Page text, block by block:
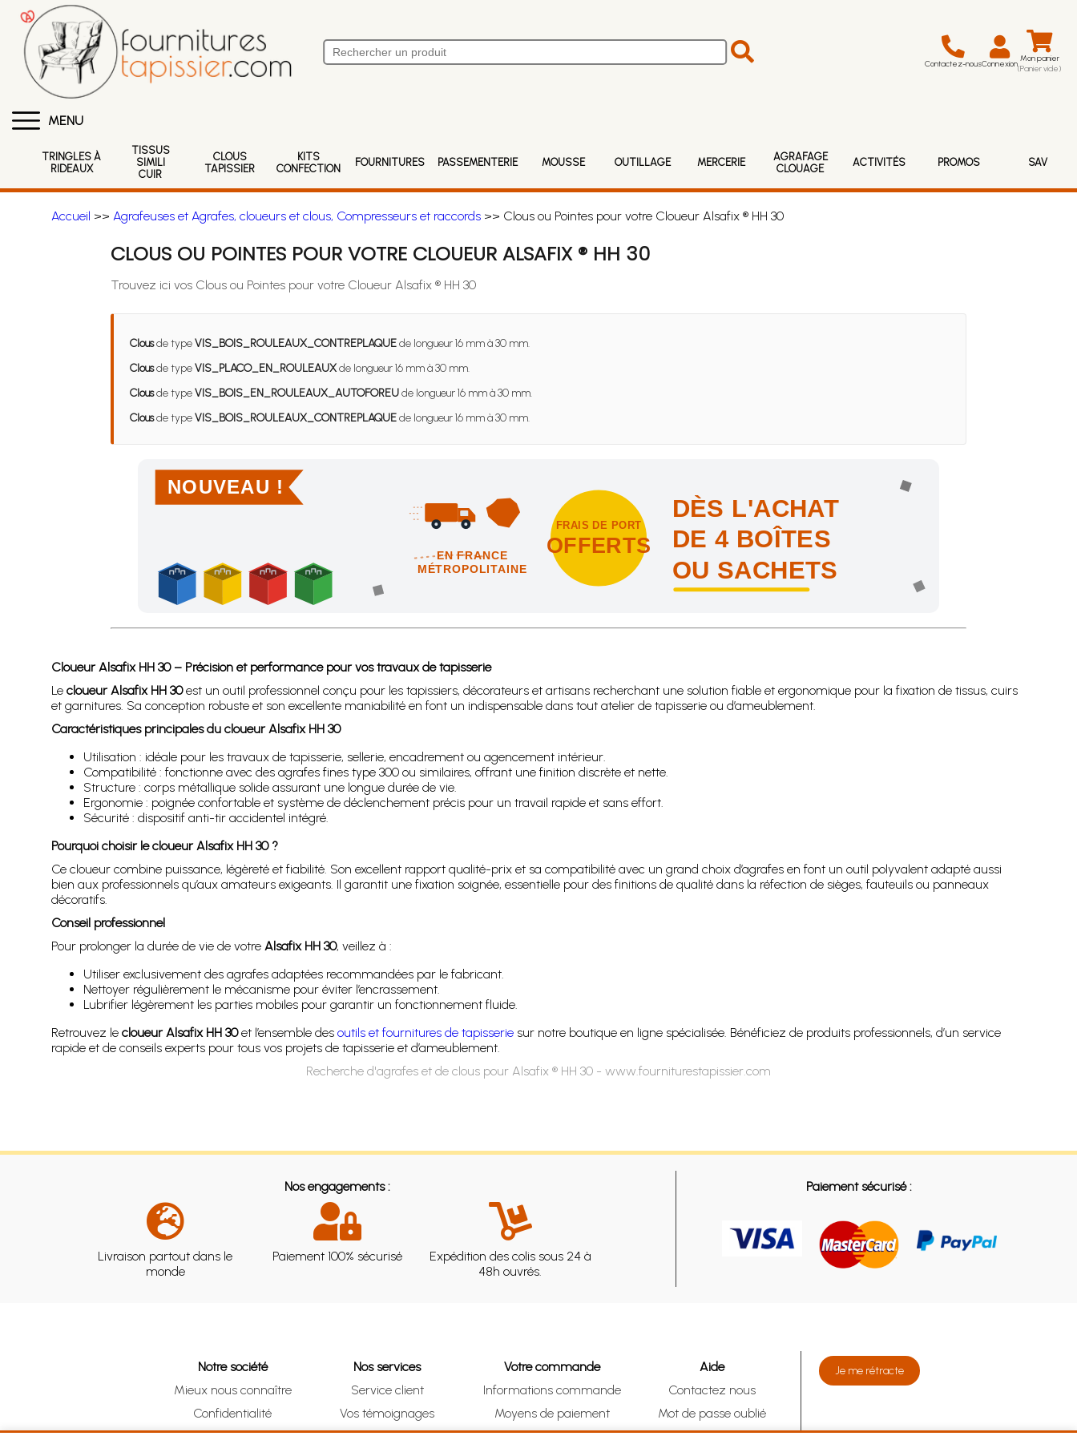
Contactez-nousConnexion Mon panier
(Panier vide)
MENU
TRINGLES À
RIDEAUX
TISSUS
SIMILI
CUIR
CLOUS
TAPISSIER
KITS
CONFECTION
FOURNITURES PASSEMENTERIE MOUSSE OUTILLAGE MERCERIE
AGRAFAGE
CLOUAGE
ACTIVITÉS PROMOS SAV
Accueil >> Agrafeuses et Agrafes, cloueurs et clous, Compresseurs et raccords>> Clous ou Pointes pour votre Cloueur Alsafix ® HH 30
CLOUS OU POINTES POUR VOTRE CLOUEUR ALSAFIX ® HH 30
Trouvez ici vos Clous ou Pointes pour votre Cloueur Alsafix ® HH 30
Clousde typeVIS_BOIS_ROULEAUX_CONTREPLAQUEde longueur 16 mm à 30 mm.
Clousde typeVIS_PLACO_EN_ROULEAUXde longueur 16 mm à 30 mm.
Clousde typeVIS_BOIS_EN_ROULEAUX_AUTOFOREUde longueur 16 mm à 30 mm.
Clousde typeVIS_BOIS_ROULEAUX_CONTREPLAQUEde longueur 16 mm à 30 mm.
NOUVEAU !
EN FRANCE
MÉTROPOLITAINE
FRAIS DE PORT
OFFERTS
DÈS L'ACHAT
DE 4 BOÎTES
OU SACHETS
Achetez 4 sachets ou boîtes d'agrafes ou de pointes et nous vous offrons les frais de port en France métropolitaine !
Cloueur Alsafix HH 30 – Précision et performance pour vos travaux de tapisserie
Le cloueur Alsafix HH 30est un outil professionnel conçu pour les tapissiers, décorateurs et artisans recherchant une solution fiable et ergonomique pour la fixation de tissus, cuirs
et garnitures. Sa conception robuste et son excellente maniabilité en font un indispensable dans tout atelier de tapisserie ou d’ameublement.
Caractéristiques principales du cloueur Alsafix HH 30
Utilisation : idéale pour les travaux de tapisserie, sellerie, encadrement ou agencement intérieur.
Compatibilité : fonctionne avec des agrafes fines type 300 ou similaires, offrant une finition discrète et nette.
Structure : corps métallique solide assurant une longue durée de vie.
Ergonomie : poignée confortable et système de déclenchement précis pour un travail rapide et sans effort.
Sécurité : dispositif anti-tir accidentel intégré.
Pourquoi choisir le cloueur Alsafix HH 30 ?
Ce cloueur combine puissance, légèreté et fiabilité. Son excellent rapport qualité-prix et sa compatibilité avec un grand choix d’agrafes en font un outil polyvalent adapté aussi
bien aux professionnels qu’aux amateurs exigeants. Il garantit une fixation soignée, essentielle pour des finitions de qualité dans la réfection de sièges, fauteuils ou panneaux
décoratifs.
Conseil professionnel
Pour prolonger la durée de vie de votre Alsafix HH 30, veillez à :
Utiliser exclusivement des agrafes adaptées recommandées par le fabricant.
Nettoyer régulièrement le mécanisme pour éviter l’encrassement.
Lubrifier légèrement les parties mobiles pour garantir un fonctionnement fluide.
Retrouvez le cloueur Alsafix HH 30et l’ensemble des outils et fournitures de tapisseriesur notre boutique en ligne spécialisée. Bénéficiez de produits professionnels, d’un service
rapide et de conseils experts pour tous vos projets de tapisserie et d’ameublement.
Recherche d'agrafes et de clous pour Alsafix ® HH 30 - www.fourniturestapissier.com
Nos engagements :
Livraison partout dans le
monde
Paiement 100% sécurisé
Expédition des colis sous 24 à
48h ouvrés.
Paiement sécurisé :
Notre société
Mieux nous connaître
Confidentialité
Nos services
Service client
Vos témoignages
Votre commande
Informations commande
Moyens de paiement
Aide
Contactez nous
Mot de passe oublié
Je me rétracte